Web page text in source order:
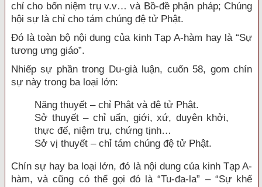
chỉ cho bốn niệm trụ v.v… và Bồ-đề phận pháp; Chúng
hội sự là chỉ cho tám chúng đệ tử Phật.
Đó là toàn bộ nội dung của kinh Tạp A-hàm hay là “Sự
tương ưng giáo”.
Nhiếp sự phần trong Du-già luận, cuốn 58, gom chín
sự này trong ba loại lớn:
Năng thuyết – chỉ Phật và đệ tử Phật.
Sở thuyết – chỉ uẩn, giới, xứ, duyên khởi,
thực đế, niệm trụ, chứng tịnh…
Sở vị thuyết – chỉ tám chúng đệ tử Phật.
Chín sự hay ba loại lớn, đó là nội dung của kinh Tạp A-
hàm, và cũng có thể gọi đó là “Tu-đa-la” – “Sự khế